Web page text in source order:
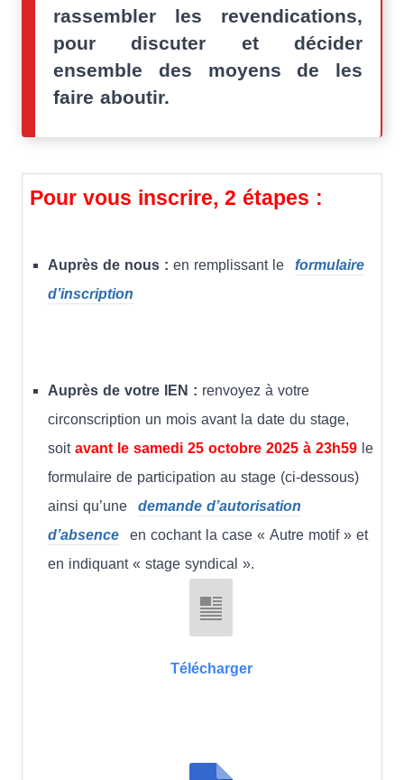
rassembler les revendications,
pour discuter et décider
ensemble des moyens de les
faire aboutir.
Pour vous inscrire, 2 étapes :
Auprès de nous : en remplissant le
formulaire
d’inscription
Auprès de votre IEN : renvoyez à votre
circonscription un mois avant la date du stage,
soit avant le samedi 25 octobre 2025 à 23h59 le
formulaire de participation au stage (ci-dessous)
ainsi qu’une
demande d’autorisation
d’absence
en cochant la case « Autre motif » et
en indiquant « stage syndical ».
Télécharger